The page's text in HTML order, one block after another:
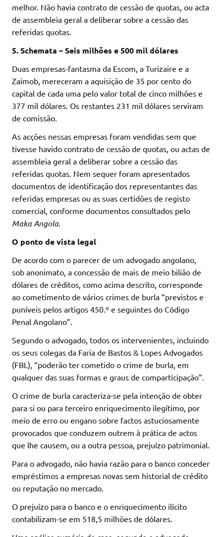
melhor. Não havia contrato de cessão de quotas, ou acta
de assembleia geral a deliberar sobre a cessão das
referidas quotas.
5. Schemata – Seis milhões e 500 mil dólares
Duas empresas-fantasma da Escom, a Turizaire e a
Zaimob, mereceram a aquisição de 35 por cento do
capital de cada uma pelo valor total de cinco milhões e
377 mil dólares. Os restantes 231 mil dólares serviram
de comissão.
As acções nessas empresas foram vendidas sem que
tivesse havido contrato de cessão de quotas, ou actas de
assembleia geral a deliberar sobre a cessão das
referidas quotas. Nem sequer foram apresentados
documentos de identificação dos representantes das
referidas empresas ou as suas certidões de registo
comercial, conforme documentos consultados pelo
Maka Angola.
O ponto de vista legal
De acordo com o parecer de um advogado angolano,
sob anonimato, a concessão de mais de meio bilião de
dólares de créditos, como acima descrito, corresponde
ao cometimento de vários crimes de burla “previstos e
puníveis pelos artigos 450.º e seguintes do Código
Penal Angolano”.
Segundo o advogado, todos os intervenientes, incluindo
os seus colegas da Faria de Bastos & Lopes Advogados
(FBL), “poderão ter cometido o crime de burla, em
qualquer das suas formas e graus de comparticipação”.
O crime de burla caracteriza-se pela intenção de obter
para si ou para terceiro enriquecimento ilegítimo, por
meio de erro ou engano sobre factos astuciosamente
provocados que conduzem outrem à prática de actos
que lhe causem, ou a outra pessoa, prejuízo patrimonial.
Para o advogado, não havia razão para o banco conceder
empréstimos a empresas novas sem historial de crédito
ou reputação no mercado.
O prejuízo para o banco e o enriquecimento ilícito
contabilizam-se em 518,5 milhões de dólares.